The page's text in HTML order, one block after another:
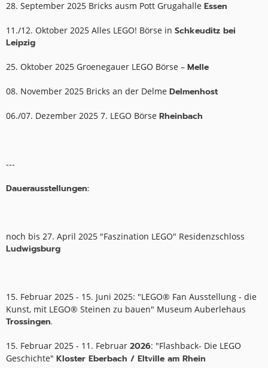
28. September 2025 Bricks ausm Pott Grugahalle Essen
11./12. Oktober 2025 Alles LEGO! Börse in Schkeuditz bei
Leipzig
25. Oktober 2025 Groenegauer LEGO Börse – Melle
08. November 2025 Bricks an der Delme Delmenhost
06./07. Dezember 2025 7. LEGO Börse Rheinbach
---
Dauerausstellungen:
noch bis 27. April 2025 "Faszination LEGO" Residenzschloss
Ludwigsburg
15. Februar 2025 - 15. Juni 2025: "LEGO® Fan Ausstellung - die
Kunst, mit LEGO® Steinen zu bauen" Museum Auberlehaus
Trossingen.
15. Februar 2025 - 11. Februar 2026: "Flashback- Die LEGO
Geschichte" Kloster Eberbach / Eltville am Rhein